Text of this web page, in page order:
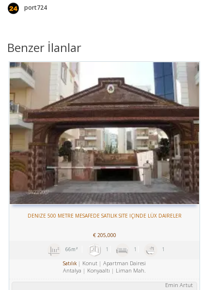
port724
Benzer İlanlar
DENIZE 500 METRE MESAFEDE SATILIK SITE IÇINDE LÜX DAIRELER
€205,000
66m² 1 1 1
Satılık Konut
Apartman Dairesi
Antalya
Konyaaltı
Liman Mah.
Emin Artut